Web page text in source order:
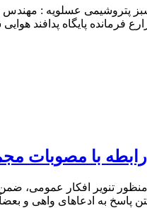
عسلویه : مهندس
فرمانده پایگاه پدافند
با مصوبات مجمع
تنویر افکار عمومی،
به ادعاهای واهی و